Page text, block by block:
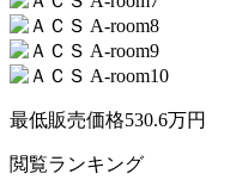
最低販売価格530.6万円
閲覧ランキング